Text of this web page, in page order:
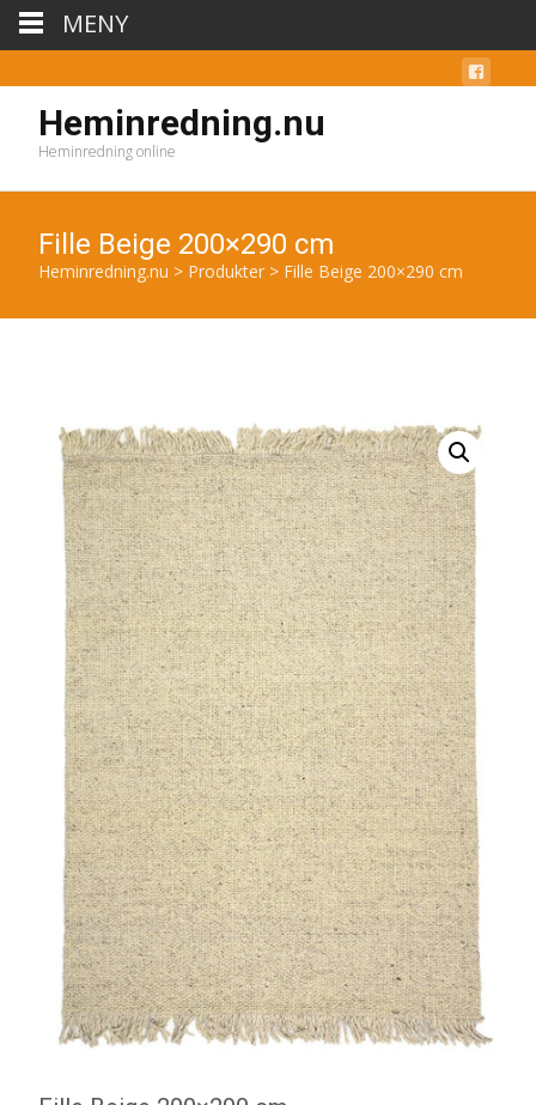
Heminredning.nu
Heminredning online
Fille Beige 200×290 cm
Heminredning.nu > Produkter > Fille Beige 200×290 cm
MENY